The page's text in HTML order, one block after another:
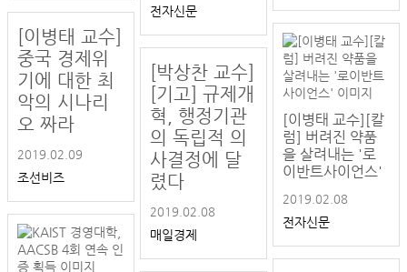
[이병태 교수]
중국 경제위
기에 대한 최
악의 시나리
오 짜라
2019.02.09
조선비즈
전자신문
[박상찬 교수]
[기고] 규제개
혁, 행정기관
의 독립적 의
사결정에 달
렸다
2019.02.08
매일경제
[이병태 교수][칼
럼] 버려진 약품
을 살려내는 '로
이반트사이언스'
2019.02.08
전자신문